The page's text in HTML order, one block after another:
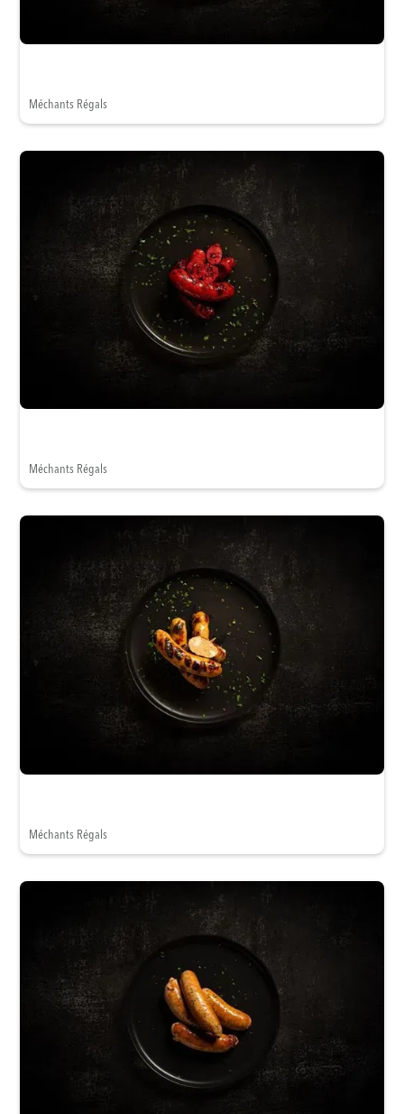
Méchants Régals
Méchants Régals
Méchants Régals